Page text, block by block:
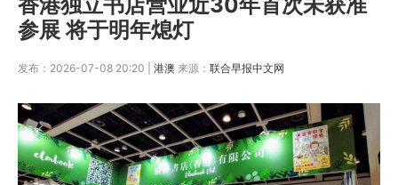
参展 将于明年熄灯
发布：2026-07-08 20:20 | 港澳 来源： 联合早报中文网